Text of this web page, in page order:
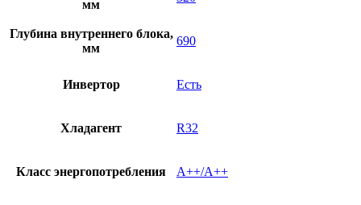
мм
Глубина внутреннего блока,
мм
690
Инвертор Есть
Хладагент R32
Класс энергопотребления A++/A++